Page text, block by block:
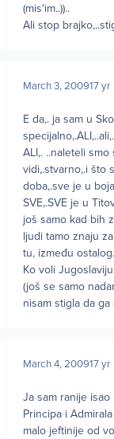
(mis'im..))..
Ali stop
March 3, 200917 yr
E da,. ja sam u
specijalno,.ALI,..ali,.
ALI,. ..naleteli
vidi,.stvarno,.i što
doba,.sve je u
SVE,.SVE je u
još samo kad bih
ljudi tamo znaju
tu, između
Ko voli Jugoslaviju
(još se samo
nisam stigla da ga
March 4, 200917 yr
Ja sam ranije
Principa i
malo jeftinije od